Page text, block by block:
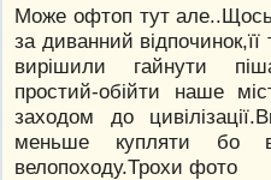
Може офтоп тут
за диванний
вирішили гайнути
простий-обійти наше
заходом до
меньше купляти бо
велопоходу.Трохи фото